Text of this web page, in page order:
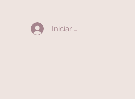
Iniciar sesión